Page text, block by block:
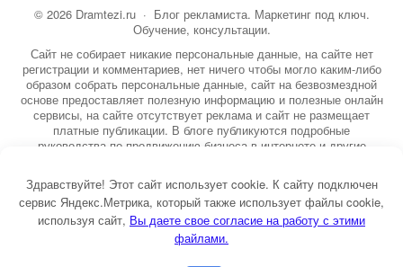
© 2026 Dramtezi.ru· Блог рекламиста. Маркетинг под ключ.
Обучение, консультации.
Сайт не собирает никакие персональные данные, на сайте нет
регистрации и комментариев, нет ничего чтобы могло каким-либо
образом собрать персональные данные, сайт на безвозмездной
основе предоставляет полезную информацию и полезные онлайн
сервисы, на сайте отсутствует реклама и сайт не размещает
платные публикации. В блоге публикуются подробные
руководства по продвижению бизнеса в интернете и другие
информацию о маркетинге, рекламе, копирайтинге и другие темы.
На сайте опубликовано более 3000 статей.
Тема от GoodwinPress.ru
Здравствуйте! Этот сайт использует cookie. К сайту подключен
сервис Яндекс.Метрика, который также использует файлы cookie,
используя сайт, ы даете свое согласие на работу с этими
файлами.